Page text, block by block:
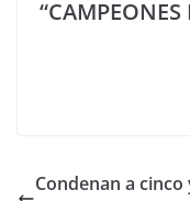
Condenan a